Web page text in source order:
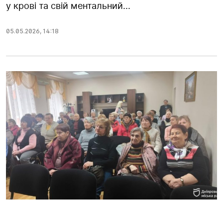
у крові та свій ментальний...
05.05.2026, 14:18